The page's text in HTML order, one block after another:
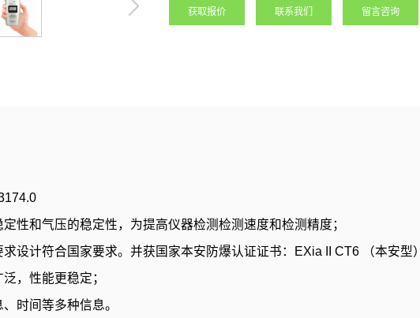
获取报价 联系我们 留言咨询
性和气压的稳定性，为提高仪器检测检测速度和检测精度；
计符合国家要求。并获国家本安防爆认证证书：EXia II CT6 （本安型）
，性能更稳定；
时间等多种信息。